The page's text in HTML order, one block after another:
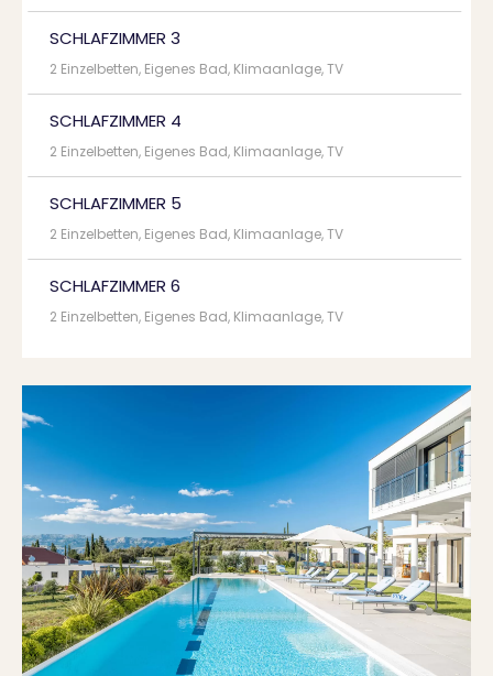
SCHLAFZIMMER 3
2 Einzelbetten, Eigenes Bad, Klimaanlage, TV
SCHLAFZIMMER 4
2 Einzelbetten, Eigenes Bad, Klimaanlage, TV
SCHLAFZIMMER 5
2 Einzelbetten, Eigenes Bad, Klimaanlage, TV
SCHLAFZIMMER 6
2 Einzelbetten, Eigenes Bad, Klimaanlage, TV